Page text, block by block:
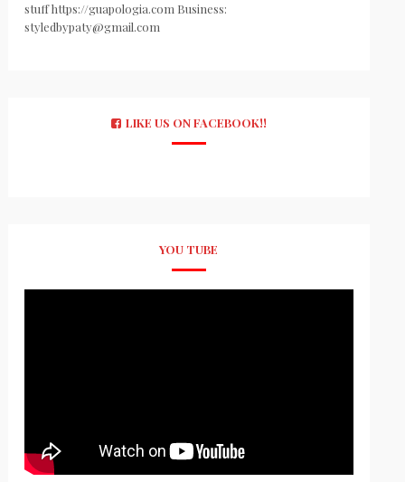
stuff https://guapologia.com Business:
styledbypaty@gmail.com
LIKE US ON FACEBOOK!!
YOU TUBE